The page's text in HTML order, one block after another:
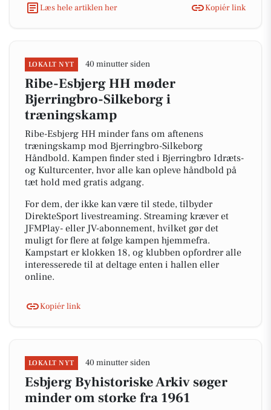
Læs hele artiklen her Kopiér link
LOKALT NYT 40 minutter siden
Ribe-Esbjerg HH møder
Bjerringbro-Silkeborg i
træningskamp
Ribe-Esbjerg HH minder fans om aftenens
træningskamp mod Bjerringbro-Silkeborg
Håndbold. Kampen finder sted i Bjerringbro Idræts-
og Kulturcenter, hvor alle kan opleve håndbold på
tæt hold med gratis adgang.
For dem, der ikke kan være til stede, tilbyder
DirekteSport livestreaming. Streaming kræver et
JFMPlay- eller JV-abonnement, hvilket gør det
muligt for flere at følge kampen hjemmefra.
Kampstart er klokken 18, og klubben opfordrer alle
interesserede til at deltage enten i hallen eller
online.
Kopiér link
LOKALT NYT 40 minutter siden
Esbjerg Byhistoriske Arkiv søger
minder om storke fra 1961